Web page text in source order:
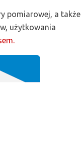
pomiarowej, a także
użytkowania